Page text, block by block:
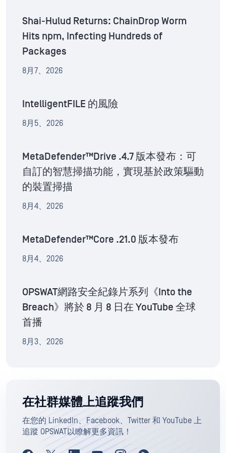
Shai-Hulud Returns: ChainDrop Worm
Hits npm, Infecting Hundreds of
Packages
8月7、2026
IntelligentFILE 的風險
8月5、2026
MetaDefender™Drive .4.7 版本發布：可
自訂的智慧掃描功能，實現基於政策驅動
的裝置掃描
8月4、2026
MetaDefender™Core .21.0 版本發布
8月4、2026
OPSWAT網路安全紀錄片系列《Into the
Breach》將於 8 月 8 日在 YouTube 全球
首播
8月3、2026
在社群媒體上追蹤我們
在您的 LinkedIn、Facebook、Twitter 和 YouTube 上
追蹤 OPSWAT以瞭解更多資訊！